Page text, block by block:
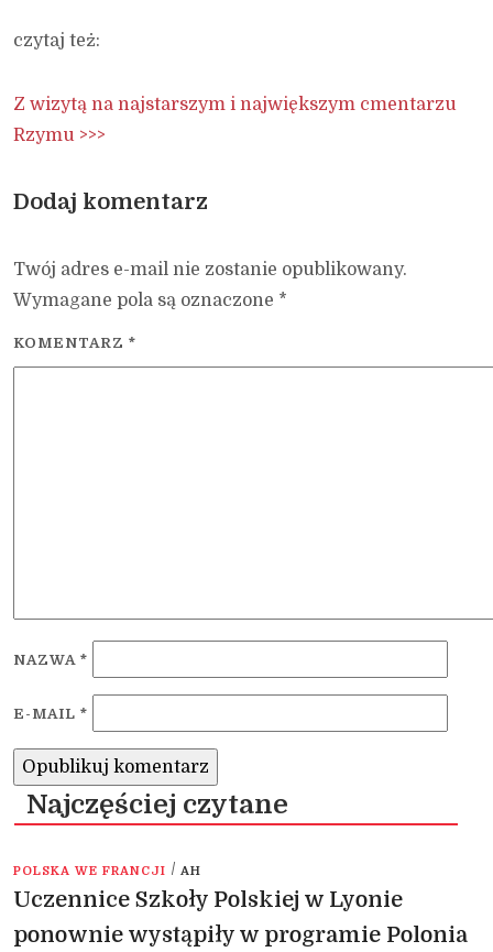
czytaj też:
Z wizytą na najstarszym i największym cmentarzu
Rzymu >>>
Dodaj komentarz
Twój adres e-mail nie zostanie opublikowany.
Wymagane pola są oznaczone *
KOMENTARZ *
NAZWA *
E-MAIL *
Najczęściej czytane
POLSKA WE FRANCJI / AH
Uczennice Szkoły Polskiej w Lyonie
ponownie wystąpiły w programie Polonia